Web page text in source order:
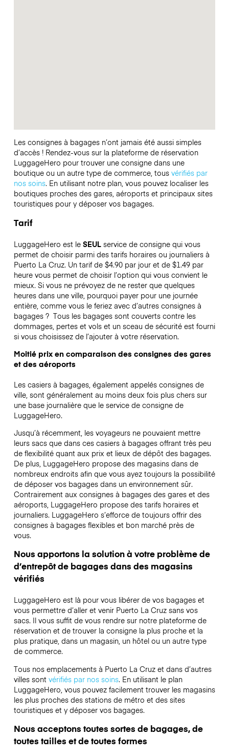
Les consignes à bagages n’ont jamais été aussi simples
d’accès ! Rendez-vous sur la plateforme de réservation
LuggageHero pour trouver une consigne dans une
boutique ou un autre type de commerce, tous vérifiés par
nos soins. En utilisant notre plan, vous pouvez localiser les
boutiques proches des gares, aéroports et principaux sites
touristiques pour y déposer vos bagages.
Tarif
LuggageHero est le SEULservice de consigne qui vous
permet de choisir parmi des tarifs horaires ou journaliers à
Puerto La Cruz. Un tarif de $4.90 par jour et de $1.49 par
heure vous permet de choisir l’option qui vous convient le
mieux. Si vous ne prévoyez de ne rester que quelques
heures dans une ville, pourquoi payer pour une journée
entière, comme vous le feriez avec d’autres consignes à
bagages ? Tous les bagages sont couverts contre les
dommages, pertes et vols et un sceau de sécurité est fourni
si vous choisissez de l’ajouter à votre réservation.
Moitié prix en comparaison des consignes des gares
et des aéroports
Les casiers à bagages, également appelés consignes de
ville, sont généralement au moins deux fois plus chers sur
une base journalière que le service de consigne de
LuggageHero.
Jusqu’à récemment, les voyageurs ne pouvaient mettre
leurs sacs que dans ces casiers à bagages offrant très peu
de flexibilité quant aux prix et lieux de dépôt des bagages.
De plus, LuggageHero propose des magasins dans de
nombreux endroits afin que vous ayez toujours la possibilité
de déposer vos bagages dans un environnement sûr.
Contrairement aux consignes à bagages des gares et des
aéroports, LuggageHero propose des tarifs horaires et
journaliers. LuggageHero s’efforce de toujours offrir des
consignes à bagages flexibles et bon marché près de
vous.
Nous apportons la solution à votre problème de
d’entrepôt de bagages dans des magasins
vérifiés
LuggageHero est là pour vous libérer de vos bagages et
vous permettre d’aller et venir Puerto La Cruz sans vos
sacs. Il vous suffit de vous rendre sur notre plateforme de
réservation et de trouver la consigne la plus proche et la
plus pratique, dans un magasin, un hôtel ou un autre type
de commerce.
Tous nos emplacements à Puerto La Cruz et dans d’autres
villes sont vérifiés par nos soins. En utilisant le plan
LuggageHero, vous pouvez facilement trouver les magasins
les plus proches des stations de métro et des sites
touristiques et y déposer vos bagages.
Nous acceptons toutes sortes de bagages, de
toutes tailles et de toutes formes